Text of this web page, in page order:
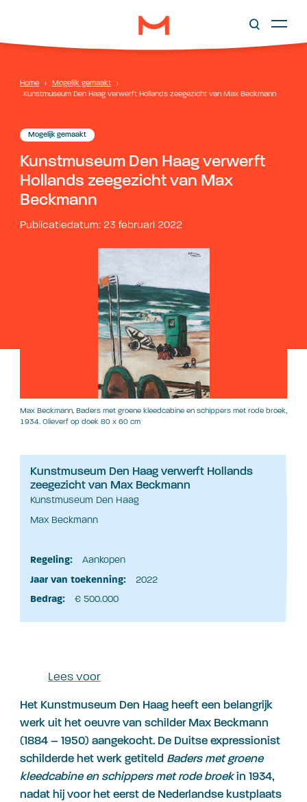
Home › Mogelijk gemaakt
›
Kunstmuseum Den Haag verwerft Hollands zeegezicht van Max Beckmann
Mogelijk gemaakt
Kunstmuseum Den Haag verwerft
Hollands zeegezicht van Max
Beckmann
Publicatiedatum: 23 februari 2022
Max Beckmann, Baders met groene kleedcabine en schippers met rode broek,
1934. Olieverf op doek 80 x 60 cm
Kunstmuseum Den Haag verwerft Hollands
zeegezicht van Max Beckmann
Kunstmuseum Den Haag
Max Beckmann
Regeling:
Aankopen
Jaar van toekenning:
2022
Bedrag:
€ 500.000
Lees voor
Het Kunstmuseum Den Haag heeft een belangrijk
werk uit het oeuvre van schilder Max Beckmann
(1884 – 1950) aangekocht. De Duitse expressionist
schilderde het werk getiteld Baders met groene
kleedcabine en schippers met rode broekin 1934,
nadat hij voor het eerst de Nederlandse kustplaats